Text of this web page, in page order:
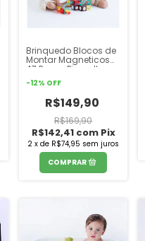
Brinquedo Blocos de
Montar Magneticos
47 Peças Pimpolho
-12% OFF
R$149,90
R$169,90
R$142,41 com Pix
2 x de R$74,95 sem juros